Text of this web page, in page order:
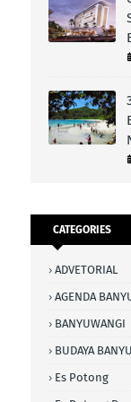
CATEGORIES
ADVETORIAL
AGENDA
BANYUWANGI
BUDAYA
Es Potong